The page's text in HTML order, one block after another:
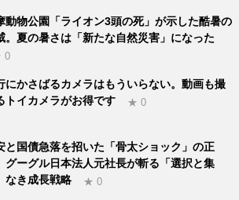
動物公園「ライオン3頭の死」が示した酷暑の
。夏の暑さは「新たな自然災害」になった
0
にかさばるカメラはもういらない。動画も撮
トイカメラがお得です
★ 0
と国債急落を招いた「骨太ショック」の正
グーグル日本法人元社長が斬る「選択と集
なき成長戦略
★ 0